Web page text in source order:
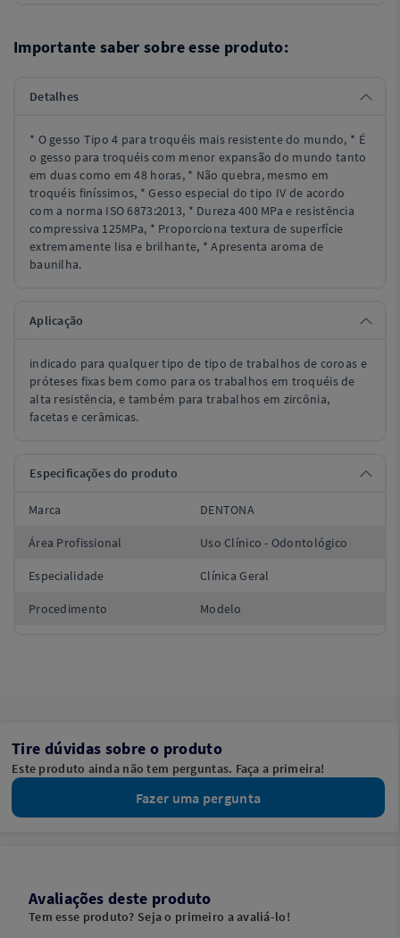
Importante saber sobre esse produto:
Detalhes
* O gesso Tipo 4 para troquéis mais resistente do mundo, * É
o gesso para troquéis com menor expansão do mundo tanto
em duas como em 48 horas, * Não quebra, mesmo em
troquéis finíssimos, * Gesso especial do tipo IV de acordo
com a norma ISO 6873:2013, * Dureza 400 MPa e resistência
compressiva 125MPa, * Proporciona textura de superfície
extremamente lisa e brilhante, * Apresenta aroma de
baunilha.
Aplicação
indicado para qualquer tipo de tipo de trabalhos de coroas e
próteses fixas bem como para os trabalhos em troquéis de
alta resistência, e também para trabalhos em zircônia,
facetas e cerâmicas.
Especificações do produto
Marca DENTONA
Área Profissional Uso Clínico - Odontológico
Especialidade Clínica Geral
Procedimento Modelo
Tire dúvidas sobre o produto
Este produto ainda não tem perguntas. Faça a primeira!
Fazer uma pergunta
Avaliações deste produto
Tem esse produto? Seja o primeiro a avaliá-lo!